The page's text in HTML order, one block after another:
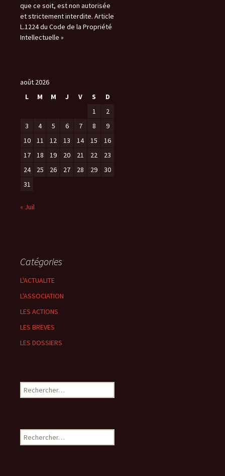
que ce soit, est non autorisée
et strictement interdite. Article
L.1224 du Code de la Propriété
Intellectuelle »
août 2026
L
M M J V S
D
1
2
3
4 5 6 7 8
9
10
11 12 13 14 15
16
17
18 19 20 21 22
23
24
25 26 27 28 29
30
31
« Juil
Catégories
L'ACTUALITE
L'ASSOCIATION
LES ACTIONS
LES BREVES
LES DOSSIERS
Rechercher :
Rechercher :